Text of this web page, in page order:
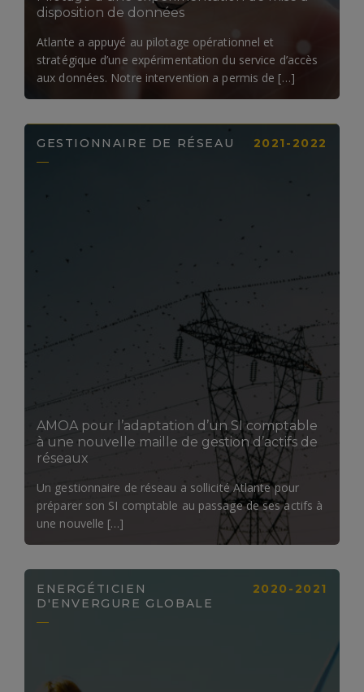
disposition de données
Atlante a appuyé au pilotage opérationnel et
stratégique d’une expérimentation du service d’accès
aux données. Notre intervention a permis de […]
GESTIONNAIRE DE RÉSEAU 2021-2022
AMOA pour l’adaptation d’un SI comptable
à une nouvelle maille de gestion d’actifs de
réseaux
Un gestionnaire de réseau a sollicité Atlante pour
préparer son SI comptable au passage de ses actifs à
une nouvelle […]
ENERGÉTICIEN
D'ENVERGURE GLOBALE
2020-2021
LIRE LA SUITE